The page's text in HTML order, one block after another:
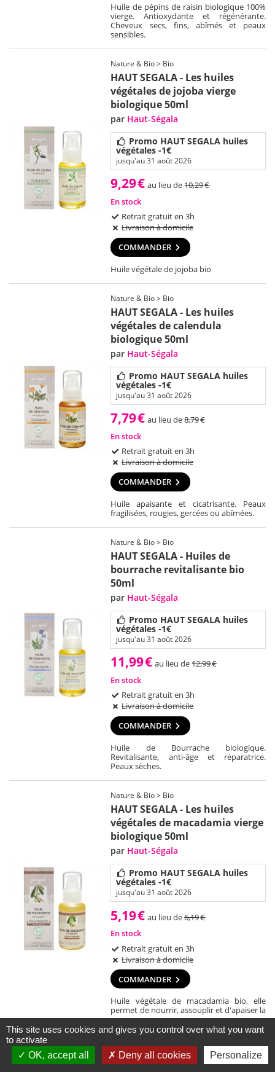
Huile de pépins de raisin biologique 100%
vierge. Antioxydante et régénérante.
Cheveux secs, fins, abîmés et peaux
sensibles.
Nature & Bio > Bio
HAUT SEGALA - Les huiles
végétales de jojoba vierge
biologique 50ml
par Haut-Ségala
Promo HAUT SEGALA huiles
végétales -1€
jusqu'au 31 août 2026
9,29€ au lieu de10,29€
En stock
Retrait gratuit en 3h
Livraison à domicile
COMMANDER
Huile végétale de jojoba bio
Nature & Bio > Bio
HAUT SEGALA - Les huiles
végétales de calendula
biologique 50ml
par Haut-Ségala
Promo HAUT SEGALA huiles
végétales -1€
jusqu'au 31 août 2026
7,79€ au lieu de8,79€
En stock
Retrait gratuit en 3h
Livraison à domicile
COMMANDER
Huile apaisante et cicatrisante. Peaux
fragilisées, rougies, gercées ou abîmées.
Nature & Bio > Bio
HAUT SEGALA - Huiles de
bourrache revitalisante bio
50ml
par Haut-Ségala
Promo HAUT SEGALA huiles
végétales -1€
jusqu'au 31 août 2026
11,99€ au lieu de12,99€
En stock
Retrait gratuit en 3h
Livraison à domicile
COMMANDER
Huile de Bourrache biologique.
Revitalisante, anti-âge et réparatrice.
Peaux sèches.
Nature & Bio > Bio
HAUT SEGALA - Les huiles
végétales de macadamia vierge
biologique 50ml
par Haut-Ségala
Promo HAUT SEGALA huiles
végétales -1€
jusqu'au 31 août 2026
5,19€ au lieu de6,19€
En stock
Retrait gratuit en 3h
Livraison à domicile
COMMANDER
Huile végétale de macadamia bio, elle
permet de nourrir, assouplir et d'apaiser la
peau.
Résultats 1 à 30 (sur un total de 1153 articles)
This site uses cookies and gives you control over what you want
to activate
OK, accept all
Deny all cookies Personalize